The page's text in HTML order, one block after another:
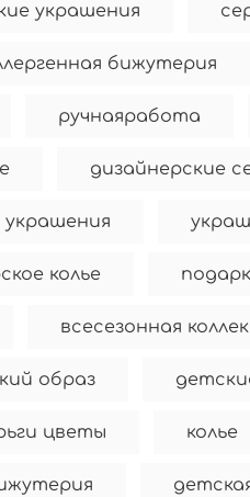
украшения
бижутерия
ручнаяработа
дизайнерские
колье
всесезонная
образ
цветы колье